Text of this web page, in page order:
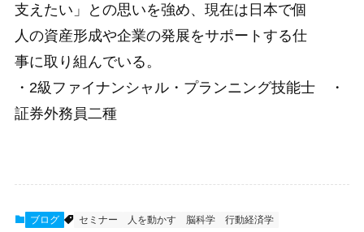
支えたい」との思いを強め、現在は日本で個
人の資産形成や企業の発展をサポートする仕
事に取り組んでいる。
・2級ファイナンシャル・プランニング技能士 ・
証券外務員二種
ブログ セミナー 人を動かす 脳科学 行動経済学